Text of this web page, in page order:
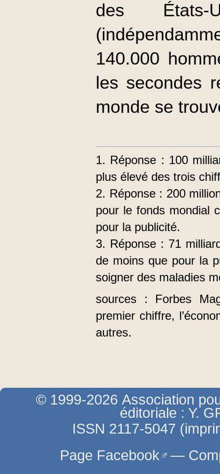
des États-
140.000
les secondes
monde se
1. Réponse : 100
plus élevé des trois
2. Réponse : 200
pour le fonds mondial
pour la publicité.
3. Réponse : 71
de moins que pour la
soigner des maladies
sources : Forbes
premier chiffre,
autres.
© 1999-2026 Association
éditoriale : Y.
ISSN 2117-5047
Page Facebook —